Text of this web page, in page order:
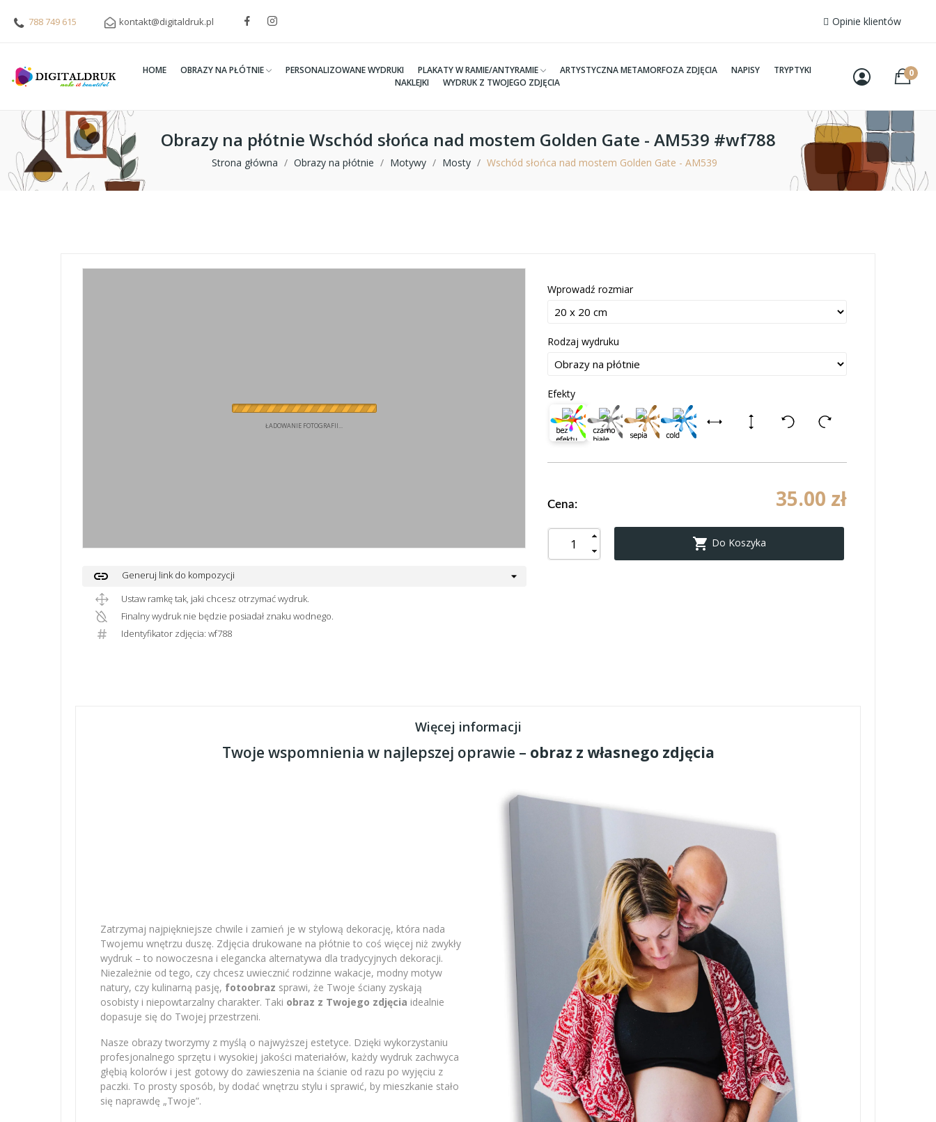
788 749 615 kontakt@digitaldruk.pl Opinie klientów
HOME OBRAZY NA PŁÓTNIE PERSONALIZOWANE WYDRUKI PLAKATY W RAMIE/ANTYRAMIE ARTYSTYCZNA METAMORFOZA ZDJĘCIA NAPISY
TRYPTYKI
NAKLEJKI
WYDRUK Z TWOJEGO ZDJĘCIA
0
Obrazy na płótnie Wschód słońca nad mostem Golden Gate - AM539 #wf788
Strona główna Obrazy na płótnie Motywy Mosty Wschód słońca nad mostem Golden Gate - AM539
ŁADOWANIE FOTOGRAFII...
link
Generuj link do kompozycji
Ustaw ramkę tak, jaki chcesz otrzymać wydruk.
Finalny wydruk nie będzie posiadał znaku wodnego.
Identyfikator zdjęcia: wf788
Wprowadź rozmiar
Rodzaj wydruku
Efekty
Cena: 35.00 zł
 Do Koszyka
Więcej informacji
Twoje wspomnienia w najlepszej oprawie – obraz z własnego zdjęcia
Zatrzymaj najpiękniejsze chwile i zamień je w stylową dekorację, która nada
Twojemu wnętrzu duszę. Zdjęcia drukowane na płótnie to coś więcej niż zwykły
wydruk – to nowoczesna i elegancka alternatywa dla tradycyjnych dekoracji.
Niezależnie od tego, czy chcesz uwiecznić rodzinne wakacje, modny motyw
natury, czy kulinarną pasję, fotoobraz sprawi, że Twoje ściany zyskają
osobisty i niepowtarzalny charakter. Taki obraz z Twojego zdjęcia idealnie
dopasuje się do Twojej przestrzeni.
Nasze obrazy tworzymy z myślą o najwyższej estetyce. Dzięki wykorzystaniu
profesjonalnego sprzętu i wysokiej jakości materiałów, każdy wydruk zachwyca
głębią kolorów i jest gotowy do zawieszenia na ścianie od razu po wyjęciu z
paczki. To prosty sposób, by dodać wnętrzu stylu i sprawić, by mieszkanie stało
się naprawdę „Twoje”.